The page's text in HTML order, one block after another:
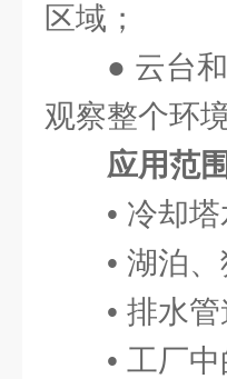
区域；
● 云台
观察整个环境
应用范
• 冷却
• 湖泊
• 排
• 工厂